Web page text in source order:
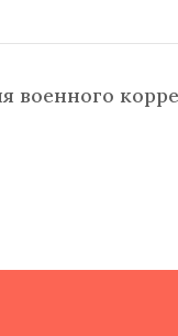
военного